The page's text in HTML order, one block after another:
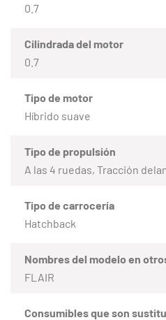
0.7
Cilindrada del motor
0.7
Tipo de motor
Híbrido suave
Tipo de propulsión
A las 4 ruedas, Tracción
Tipo de carrocería
Hatchback
Nombres del modelo en
FLAIR
Consumibles que son